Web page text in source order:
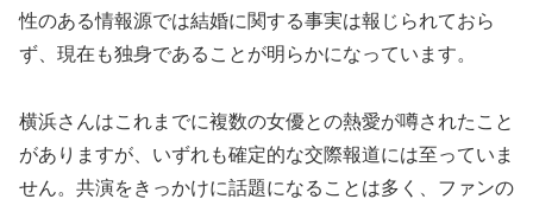
性のある情報源では結婚に関する事実は報じられておら
ず、現在も独身であることが明らかになっています。
横浜さんはこれまでに複数の女優との熱愛が噂されたこと
がありますが、いずれも確定的な交際報道には至っていま
せん。共演をきっかけに話題になることは多く、ファンの